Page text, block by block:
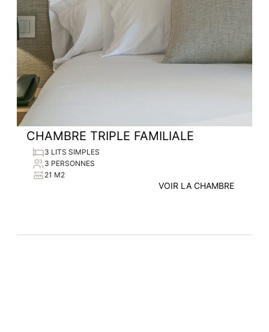
CHAMBRE TRIPLE FAMILIALE
3 LITS SIMPLES
3 PERSONNES
21 M2
VOIR LA CHAMBRE